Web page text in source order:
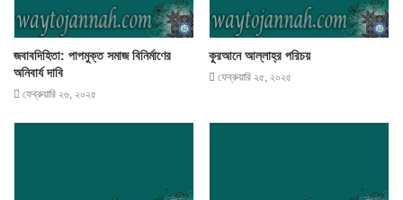
জবাবদিহিতা: পাপমুক্ত সমাজ বিনির্মাণের
অনিবার্য দাবি
ফেব্রুয়ারি ২৬, ২০২৫
কুরআনে আল্লাহ্‌র পরিচয়
ফেব্রুয়ারি ২৫, ২০২৫